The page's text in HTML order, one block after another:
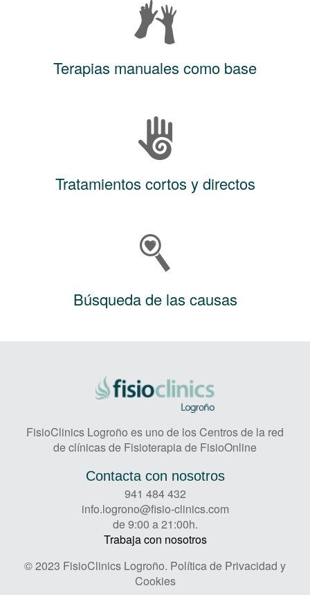
Terapias manuales como base
Tratamientos cortos y directos
Búsqueda de las causas
FisioClinics Logroño es uno de los Centros de la red
de clínicas de Fisioterapia de FisioOnline
Contacta con nosotros
941 484 432
info.logrono@fisio-clinics.com
de 9:00 a 21:00h.
Trabaja con nosotros
© 2023 FisioClinics Logroño. Política de Privacidad y
Cookies